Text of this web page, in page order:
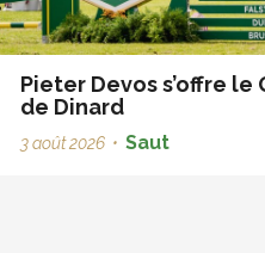
Pieter Devos s’offre le
de Dinard
3 août 2026 • Saut